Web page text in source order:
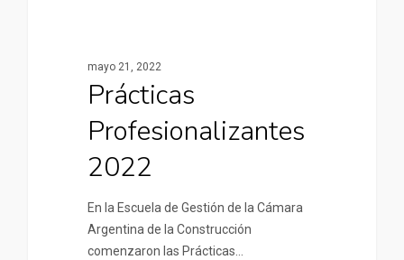
mayo 21, 2022
Prácticas
Profesionalizantes
2022
En la Escuela de Gestión de la Cámara
Argentina de la Construcción
comenzaron las Prácticas…